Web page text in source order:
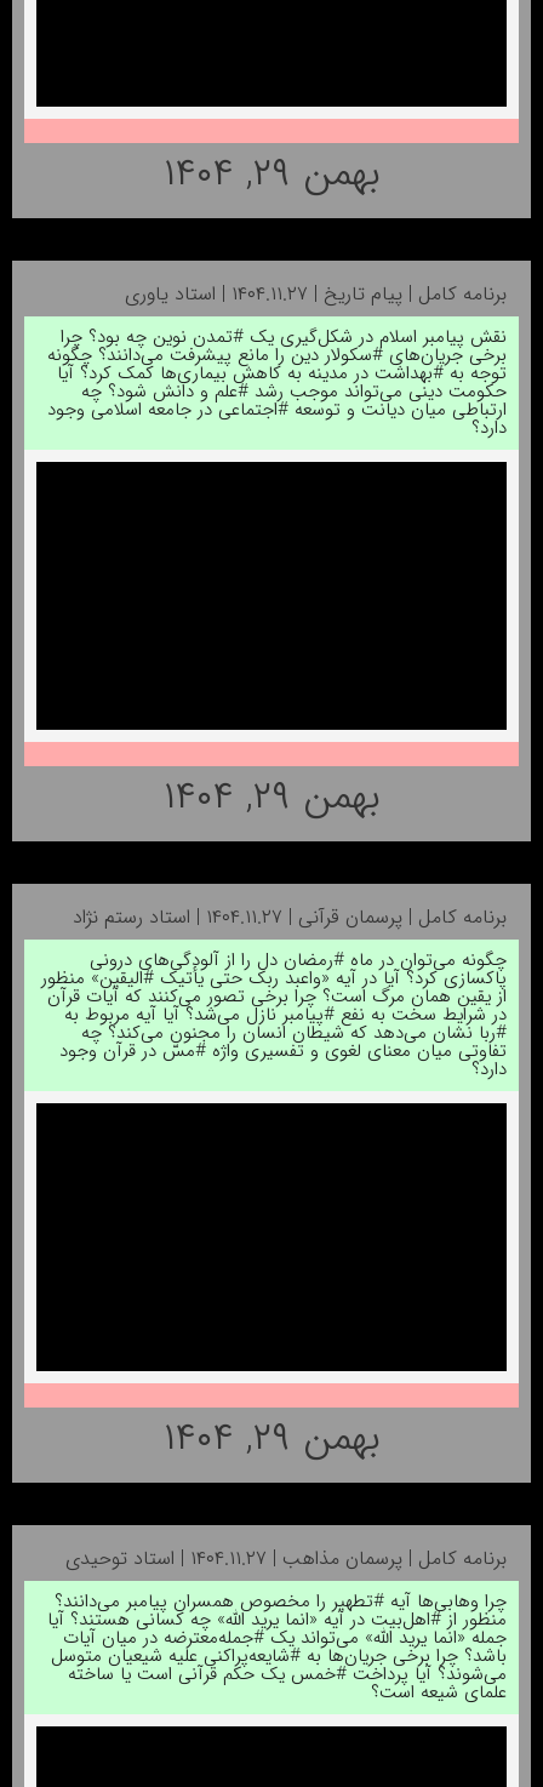
بهمن ۲۹, ۱۴۰۴
برنامه کامل | پیام تاریخ | ۱۴۰۴.۱۱.۲۷ | استاد یاوری
نقش پیامبر اسلام در شکل‌گیری یک #تمدن نوین چه بود؟ چرا
برخی جریان‌های #سکولار دین را مانع پیشرفت می‌دانند؟ چگونه
توجه به #بهداشت در مدینه به کاهش بیماری‌ها کمک کرد؟ آیا
حکومت دینی می‌تواند موجب رشد #علم و دانش شود؟ چه
ارتباطی میان دیانت و توسعه #اجتماعی در جامعه اسلامی وجود
دارد؟
بهمن ۲۹, ۱۴۰۴
برنامه کامل | پرسمان قرآنی | ۱۴۰۴.۱۱.۲۷ | استاد رستم نژاد
چگونه می‌توان در ماه #رمضان دل را از آلودگی‌های درونی
پاکسازی کرد؟ آیا در آیه «واعبد ربک حتی یأتیک #الیقین» منظور
از یقین همان مرگ است؟ چرا برخی تصور می‌کنند که آیات قرآن
در شرایط سخت به نفع #پیامبر نازل می‌شد؟ آیا آیه مربوط به
#ربا نشان می‌دهد که شیطان انسان را مجنون می‌کند؟ چه
تفاوتی میان معنای لغوی و تفسیری واژه #مسّ در قرآن وجود
دارد؟
بهمن ۲۹, ۱۴۰۴
برنامه کامل | پرسمان مذاهب | ۱۴۰۴.۱۱.۲۷ | استاد توحیدی
چرا وهابی‌ها آیه #تطهیر را مخصوص همسران پیامبر می‌دانند؟
منظور از #اهل‌بیت در آیه «انما یرید الله» چه کسانی هستند؟ آیا
جمله «انما یرید الله» می‌تواند یک #جمله‌معترضه در میان آیات
باشد؟ چرا برخی جریان‌ها به #شایعه‌پراکنی علیه شیعیان متوسل
می‌شوند؟ آیا پرداخت #خمس یک حکم قرآنی است یا ساخته
علمای شیعه است؟